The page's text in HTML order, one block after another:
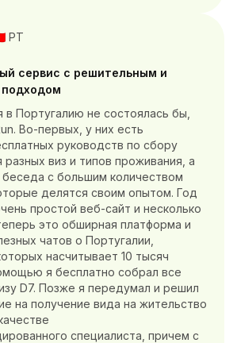
сервис с решительным и
Португалию не состоялась бы,
Во-первых, у них есть
руководств по сбору
виз и типов проживания, а
беседа с большим количеством
делятся своим опытом. Год
простой веб-сайт и несколько
это обширная платформа и
чатов о Португалии,
насчитывает 10 тысяч
я бесплатно собрал все
D7. Позже я передумал и решил
на получение вида на жительство
специалиста, причем с
PT